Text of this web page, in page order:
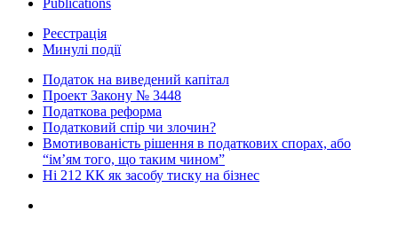
Publications
Реєстрація
Минулі події
Податок на виведений капітал
Проект Закону № 3448
Податкова реформа
Податковий спір чи злочин?
Вмотивованість рішення в податкових спорах, або
“ім’ям того, що таким чином”
Ні 212 КК як засобу тиску на бізнес